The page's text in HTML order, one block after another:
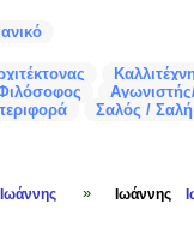
Σαλός / Σαλή
Ιωάννης » Ιωάννης